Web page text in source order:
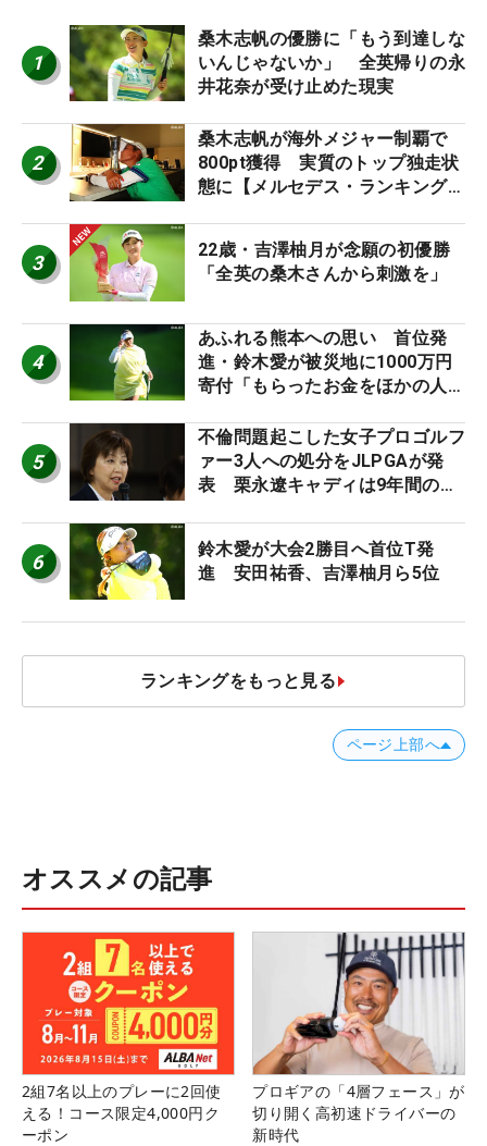
1
桑木志帆の優勝に「もう到達しな
いんじゃないか」 全英帰りの永
井花奈が受け止めた現実
2
桑木志帆が海外メジャー制覇で
800pt獲得 実質のトップ独走状
態に【メルセデス・ランキング番
3
22歳・吉澤柚月が念願の初優勝
「全英の桑木さんから刺激を」
4
あふれる熊本への思い 首位発
進・鈴木愛が被災地に1000万円
寄付「もらったお金をほかの人
5
不倫問題起こした女子プロゴルフ
ァー3人への処分をJLPGAが発
表 栗永遼キャディは9年間の立
6
鈴木愛が大会2勝目へ首位T発
進 安田祐香、吉澤柚月ら5位
ランキングをもっと見る
ページ上部へ
オススメの記事
2組7名以上のプレーに2回使
える！コース限定4,000円ク
ーポン
プロギアの「4層フェース」が
切り開く高初速ドライバーの
新時代